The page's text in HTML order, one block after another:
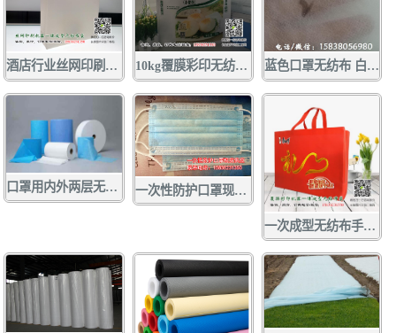
酒店行业丝网印刷手提袋广告订做 1000条起量 质优价廉 酒店行业 10kg覆膜彩印无纺布面粉袋批发定做 厂家供应无纺布面粉袋小包装袋 蓝色口罩无纺布 白色口罩无纺布厂家大量现货供应
口罩用内外两层无纺布 口罩无纺布 一次性防护口罩现货供应
一次成型无纺布手提袋